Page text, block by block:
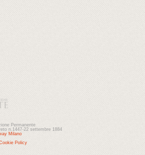
Permanente
n.1447-22 settembre 1884
Milano
Policy